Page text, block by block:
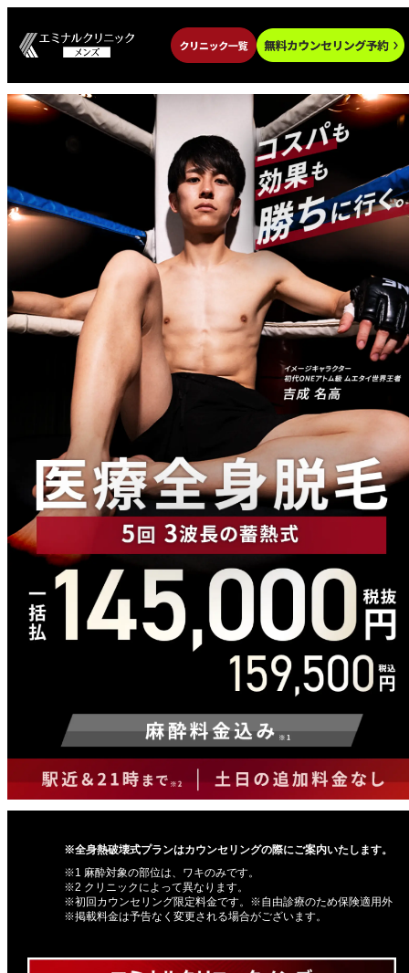
※全身熱破壊式プランはカウンセリングの際にご案内いたします。
※1 麻酔対象の部位は、ワキのみです。
※2 クリニックによって異なります。
※初回カウンセリング限定料金です。※自由診療のため保険適用外
※掲載料金は予告なく変更される場合がございます。